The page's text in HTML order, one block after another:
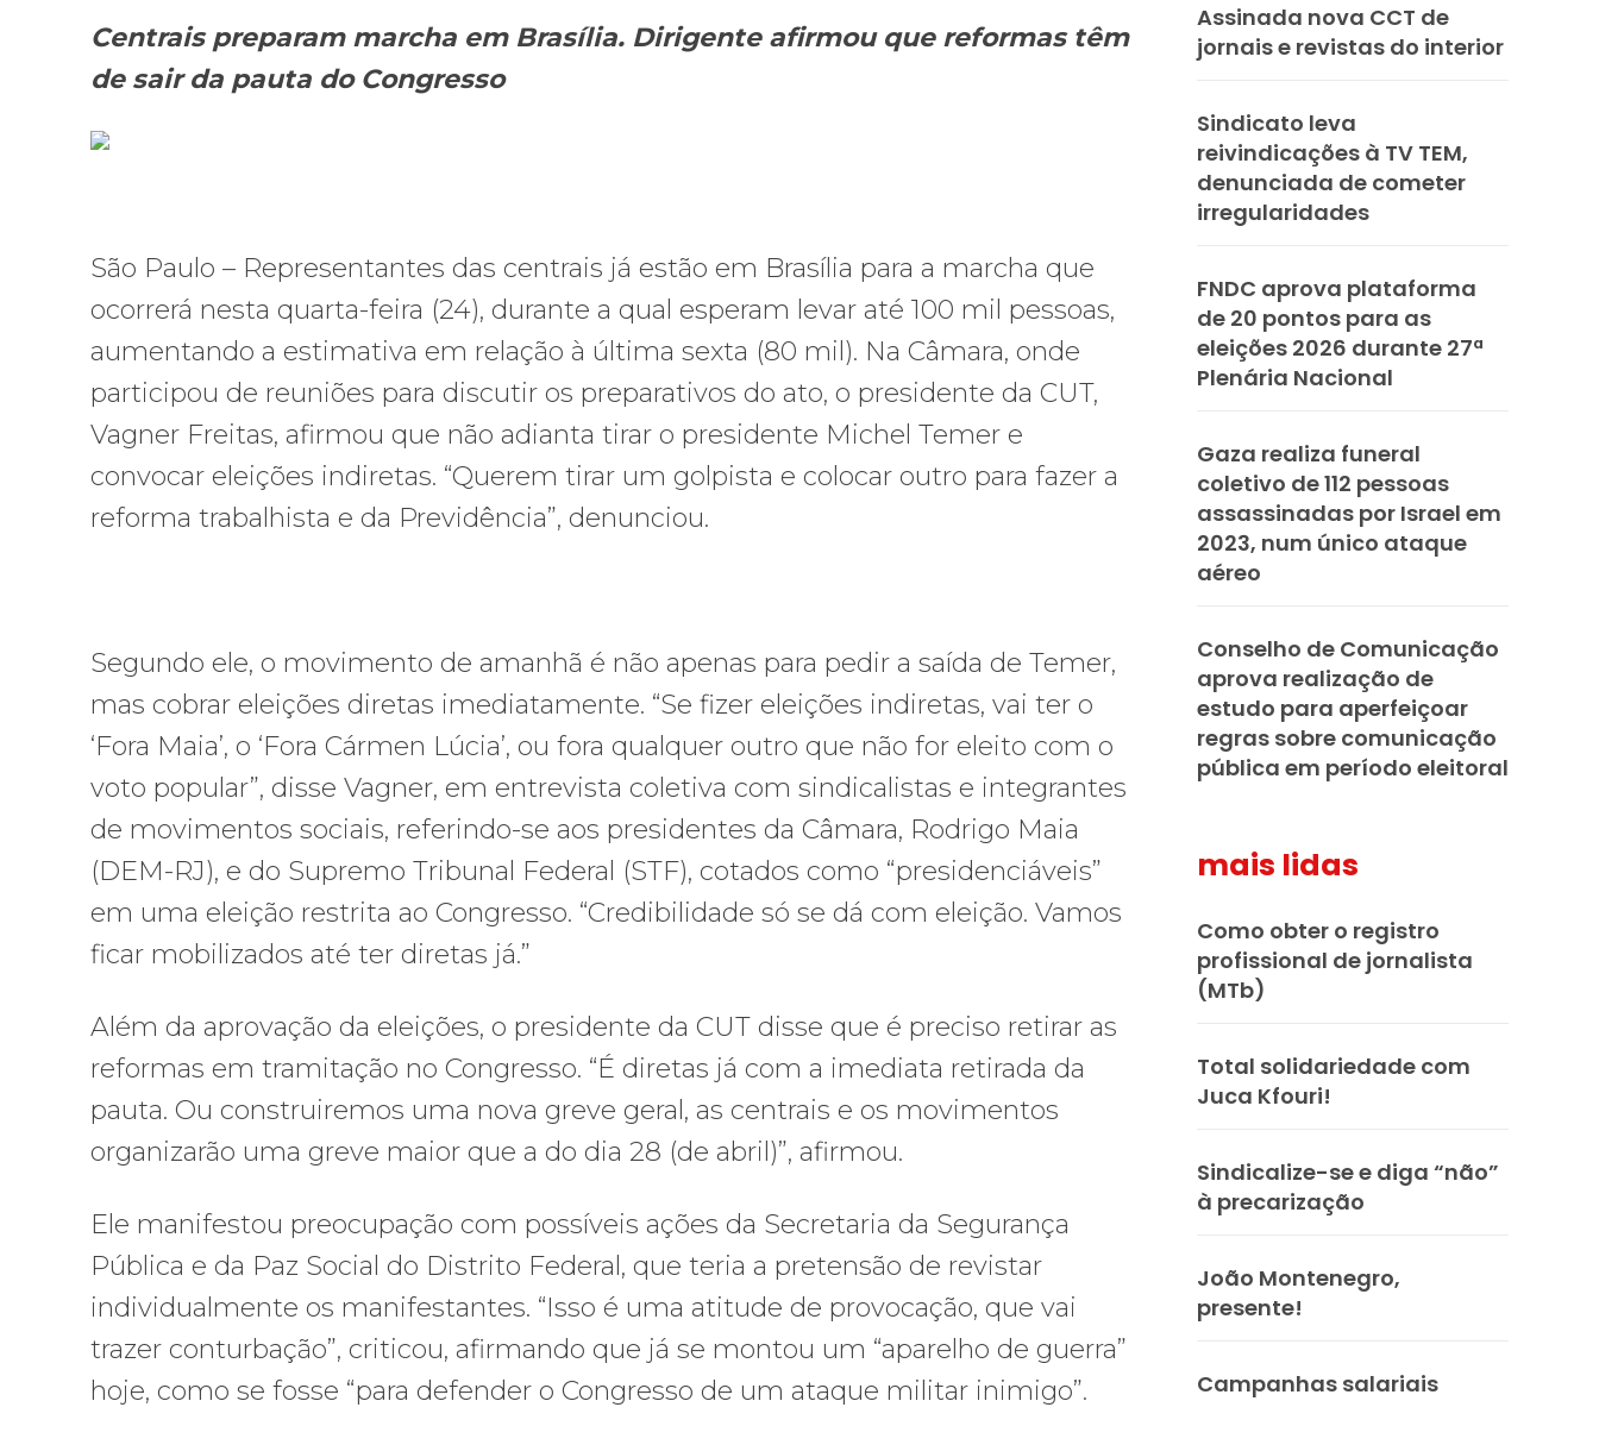
Centrais preparam marcha em Brasília. Dirigenteafirmou que reformas têm
de sair da pauta do Congresso
São Paulo – Representantes das centrais já estão em Brasília para a marcha que
ocorrerá nesta quarta-feira (24), durante a qual esperam levar até 100 mil pessoas,
aumentando a estimativa em relação à última sexta (80 mil). Na Câmara, onde
participou de reuniões para discutir os preparativos do ato, o presidente da CUT,
Vagner Freitas, afirmou que não adianta tirar o presidente Michel Temer e
convocar eleições indiretas. “Querem tirar um golpista e colocar outro para fazer a
reforma trabalhista e da Previdência”, denunciou.
Segundo ele, o movimento de amanhã é não apenas para pedir a saída de Temer,
mas cobrar eleições diretas imediatamente. “Se fizer eleições indiretas, vai ter o
‘Fora Maia’, o ‘Fora Cármen Lúcia’, ou fora qualquer outro que não for eleito com o
voto popular”, disse Vagner, em entrevista coletiva com sindicalistas e integrantes
de movimentos sociais, referindo-se aos presidentes da Câmara, Rodrigo Maia
(DEM-RJ), e do Supremo Tribunal Federal (STF), cotados como “presidenciáveis”
em uma eleição restrita ao Congresso. “Credibilidade só se dá com eleição. Vamos
ficar mobilizados até ter diretas já.”
Além da aprovação da eleições, o presidente da CUT disse que é preciso retirar as
reformas em tramitação no Congresso. “É diretas já com a imediata retirada da
pauta. Ou construiremos uma nova greve geral, as centrais e os movimentos
organizarão uma greve maior que a do dia 28 (de abril)”, afirmou.
Ele manifestou preocupação com possíveis ações da Secretaria da Segurança
Pública e da Paz Social do Distrito Federal, que teria a pretensão de revistar
individualmente os manifestantes. “Isso é uma atitude de provocação, que vai
trazer conturbação”, criticou, afirmando que já se montou um “aparelho de guerra”
hoje, como se fosse “para defender o Congresso de um ataque militar inimigo”.
Assinada nova CCT de
jornais e revistas do interior
Sindicato leva
reivindicações à TV TEM,
denunciada de cometer
irregularidades
FNDC aprova plataforma
de 20 pontos para as
eleições 2026 durante 27ª
Plenária Nacional
Gaza realiza funeral
coletivo de 112 pessoas
assassinadas por Israel em
2023, num único ataque
aéreo
Conselho de Comunicação
aprova realização de
estudo para aperfeiçoar
regras sobre comunicação
pública em período eleitoral
mais lidas
Como obter o registro
profissional de jornalista
(MTb)
Total solidariedade com
Juca Kfouri!
Sindicalize-se e diga “não”
à precarização
João Montenegro,
presente!
Campanhas salariais